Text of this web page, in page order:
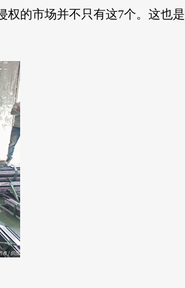
权的市场并不只有这7个。这也是